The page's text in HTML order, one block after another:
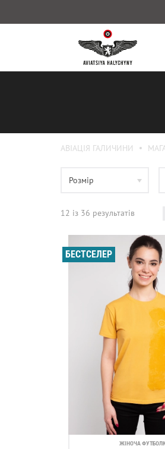
АВІАЦІЯ ГАЛИЧИНИ
Розмір
12 iз 36 результатів
БЕСТСЕЛЕР
ЖІНОЧА